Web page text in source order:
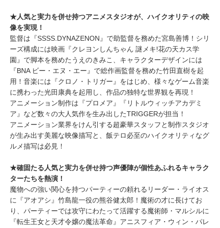
​★人気と実力を併せ持つアニメスタジオが、ハイクオリティの映
像を実現！
​監督は『SSSS.DYNAZENON』で助監督を務めた宮島善博！シリ
ーズ構成には映画『クレヨンしんちゃん 謎メキ!花の天カス学
園』で脚本を務めたうえのきみこ、キャラクターデザインには
『BNA ビー・エヌ・エー』で総作画監督を務めた竹田直樹を起
用！音楽には『クロノ・トリガー』をはじめ、様々なゲーム音楽
に携わった光田康典を起用し、作品の独特な世界観を再現！
​アニメーション制作は『プロメア』『リトルウィッチアカデミ
ア』など数々の大人気作を生み出したTRIGGERが担当！
​アニメーション業界をけん引する超豪華スタッフと制作スタジオ
が生み出す美麗な映像描写と、飯テロ必至のハイクオリティなグ
ルメ描写は必見！
★確固たる人気と実力を併せ持つ声優陣が個性あふれるキャラク
ターたちを熱演！
​魔物への強い関心を持つパーティーの頼れるリーダー・ライオス
に『アオアシ』竹島龍一役の熊谷健太郎！魔術の才に長けてお
り、パーティーでは攻守にわたって活躍する魔術師・マルシルに
『転生王女と天才令嬢の魔法革命』アニスフィア・ウィン・パレ